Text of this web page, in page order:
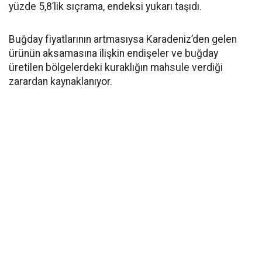
yüzde 5,8’lik sıçrama, endeksi yukarı taşıdı.
Buğday fiyatlarının artmasıysa Karadeniz’den gelen
ürünün aksamasına ilişkin endişeler ve buğday
üretilen bölgelerdeki kuraklığın mahsule verdiği
zarardan kaynaklanıyor.